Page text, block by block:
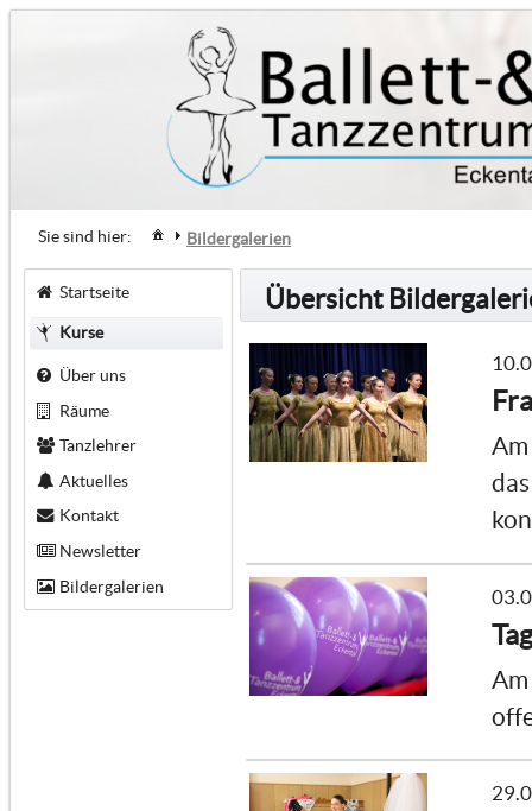
Sie sind hier: Bildergalerien
Startseite
Kurse
Über uns
Räume
Tanzlehrer
Aktuelles
Kontakt
Newsletter
Bildergalerien
Übersicht